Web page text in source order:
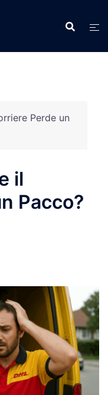
Perde un
il
Pacco?